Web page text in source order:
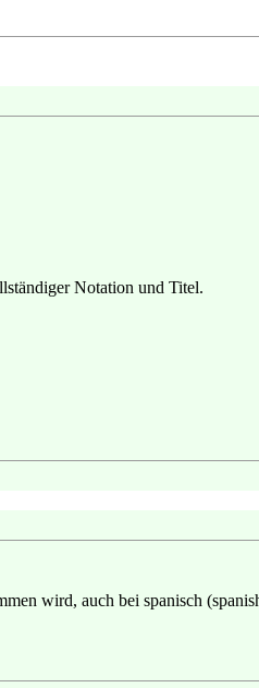
Notation und Titel.
wird, auch bei spanisch